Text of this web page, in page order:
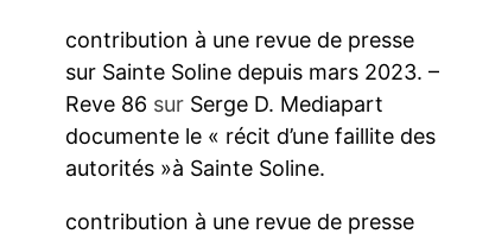
contribution à une revue de presse
sur Sainte Soline depuis mars 2023. –
Reve 86 sur Serge D. Mediapart
documente le « récit d’une faillite des
autorités »à Sainte Soline.
contribution à une revue de presse